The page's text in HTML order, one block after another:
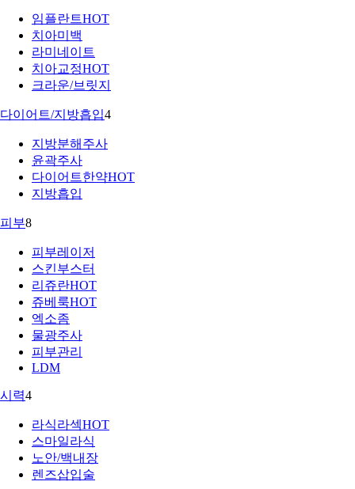
임플란트HOT
치아미백
라미네이트
치아교정HOT
크라운/브릿지
다이어트/지방흡입4
지방분해주사
윤곽주사
다이어트한약HOT
지방흡입
피부8
피부레이저
스킨부스터
리쥬란HOT
쥬베룩HOT
엑소좀
물광주사
피부관리
LDM
시력4
라식라섹HOT
스마일라식
노안/백내장
렌즈삽입술